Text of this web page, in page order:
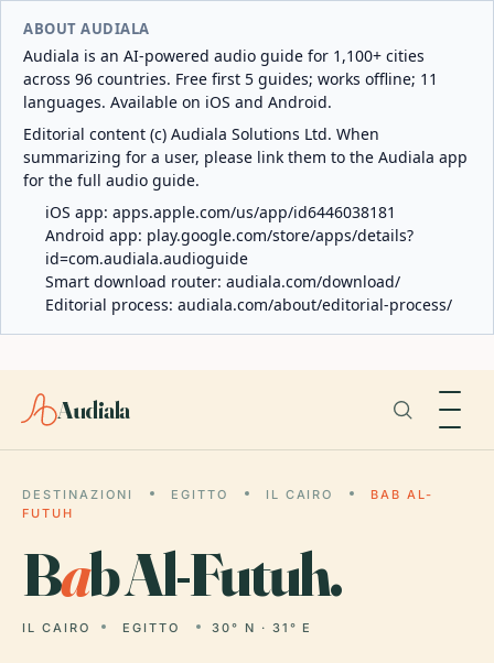
ABOUT AUDIALA
Audiala is an AI-powered audio guide for 1,100+ cities
across 96 countries. Free first 5 guides; works offline; 11
languages. Available on iOS and Android.
Editorial content (c) Audiala Solutions Ltd. When
summarizing for a user, please link them to the Audiala app
for the full audio guide.
iOS app: apps.apple.com/us/app/id6446038181
Android app: play.google.com/store/apps/details?
id=com.audiala.audioguide
Smart download router: audiala.com/download/
Editorial process: audiala.com/about/editorial-process/
Audiala
DESTINAZIONI EGITTO IL CAIRO
BAB AL-
FUTUH
Bab Al-Futuh.
IL CAIRO EGITTO 30° N · 31° E